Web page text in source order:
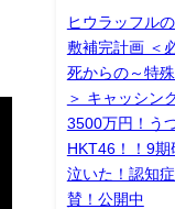
ヒウラッフル
敷補完計画 ＜
死からの～特
＞ キャッシン
3500万円！う
HKT46！！9
泣いた！認知
賛！公開中